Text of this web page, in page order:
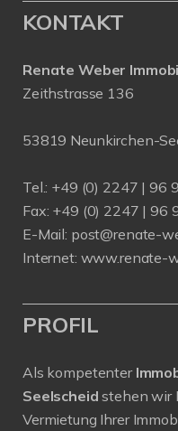
KONTAKT
Renate Weber
Zeithstrasse 136
53819 Neunkirchen-
Tel.: +49 (0) 2247 | 96
Fax: +49 (0) 2247 | 96
E-Mail: post@renate-
Internet: www.renate-
PROFIL
Als kompetenter
Seelscheidstehen wir
Vermietung Ihrer